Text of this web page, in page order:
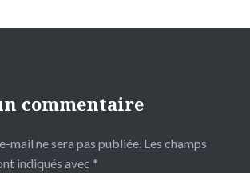
commentaire
mail ne sera pas publiée. Les champs
indiqués avec *